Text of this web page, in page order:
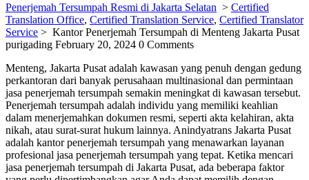
Penerjemah Tersumpah Resmi di Jakarta Selatan > Certified
Translation Office, Certified Translation Service, Certified Translator
Service > Kantor Penerjemah Tersumpah di Menteng Jakarta Pusat
purigading February 20, 2024 0 Comments
Menteng, Jakarta Pusat adalah kawasan yang penuh dengan gedung
perkantoran dari banyak perusahaan multinasional dan permintaan
jasa penerjemah tersumpah semakin meningkat di kawasan tersebut.
Penerjemah tersumpah adalah individu yang memiliki keahlian
dalam menerjemahkan dokumen resmi, seperti akta kelahiran, akta
nikah, atau surat-surat hukum lainnya. Anindyatrans Jakarta Pusat
adalah kantor penerjemah tersumpah yang menawarkan layanan
profesional jasa penerjemah tersumpah yang tepat. Ketika mencari
jasa penerjemah tersumpah di Jakarta Pusat, ada beberapa faktor